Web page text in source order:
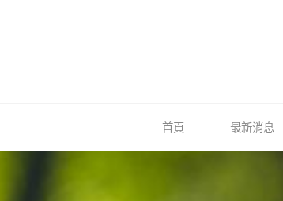
首頁 最新消息